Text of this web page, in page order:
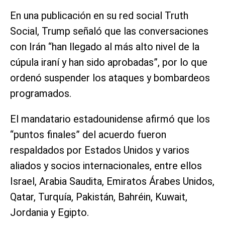
En una publicación en su red social Truth
Social, Trump señaló que las conversaciones
con Irán “han llegado al más alto nivel de la
cúpula iraní y han sido aprobadas”, por lo que
ordenó suspender los ataques y bombardeos
programados.
El mandatario estadounidense afirmó que los
“puntos finales” del acuerdo fueron
respaldados por Estados Unidos y varios
aliados y socios internacionales, entre ellos
Israel, Arabia Saudita, Emiratos Árabes Unidos,
Qatar, Turquía, Pakistán, Bahréin, Kuwait,
Jordania y Egipto.